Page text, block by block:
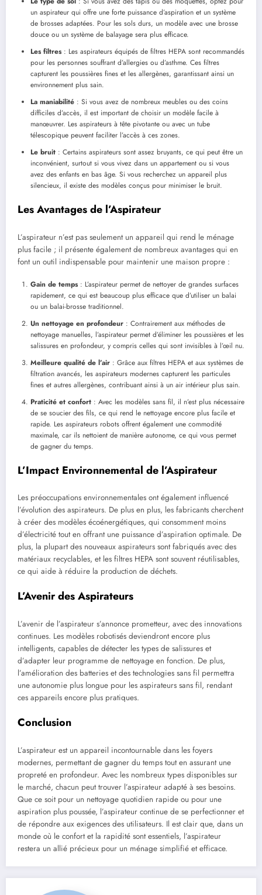
un aspirateur qui offre une forte puissance d’aspiration et un système
de brosses adaptées. Pour les sols durs, un modèle avec une brosse
douce ou un système de balayage sera plus efficace.
Les filtres: Les aspirateurs équipés de filtres HEPA sont recommandés
pour les personnes souffrant d’allergies ou d’asthme. Ces filtres
capturent les poussières fines et les allergènes, garantissant ainsi un
environnement plus sain.
La maniabilité : Si vous avez de nombreux meubles ou des coins
difficiles d’accès, il est important de choisir un modèle facile à
manœuvrer. Les aspirateurs à tête pivotante ou avec un tube
télescopique peuvent faciliter l’accès à ces zones.
Le bruit : Certains aspirateurs sont assez bruyants, ce qui peut être un
inconvénient, surtout si vous vivez dans un appartement ou si vous
avez des enfants en bas âge. Si vous recherchez un appareil plus
silencieux, il existe des modèles conçus pour minimiser le bruit.
Les Avantages de l’Aspirateur
L’aspirateur n’est pas seulement un appareil qui rend le ménage
plus facile ; il présente également de nombreux avantages qui en
font un outil indispensable pour maintenir une maison propre :
Gain de temps: L’aspirateur permet de nettoyer de grandes surfaces
rapidement, ce qui est beaucoup plus efficace que d’utiliser un balai
ou un balai-brosse traditionnel.
Un nettoyage en profondeur : Contrairement aux méthodes de
nettoyage manuelles, l’aspirateur permet d’éliminer les poussières et les
salissures en profondeur, y compris celles qui sont invisibles à l’œil nu.
Meilleure qualité de l’air : Grâce aux filtres HEPA et aux systèmes de
filtration avancés, les aspirateurs modernes capturent les particules
fines et autres allergènes, contribuant ainsi à un air intérieur plus sain.
Praticité et confort : Avec les modèles sans fil, il n’est plus nécessaire
de se soucier des fils, ce qui rend le nettoyage encore plus facile et
rapide. Les aspirateurs robots offrent également une commodité
maximale, car ils nettoient de manière autonome, ce qui vous permet
de gagner du temps.
L’Impact Environnemental de l’Aspirateur
Les préoccupations environnementales ont également influencé
l’évolution des aspirateurs. De plus en plus, les fabricants cherchent
à créer des modèles écoénergétiques, qui consomment moins
d’électricité tout en offrant une puissance d’aspiration optimale. De
plus, la plupart des nouveaux aspirateurs sont fabriqués avec des
matériaux recyclables, et les filtres HEPA sont souvent réutilisables,
ce qui aide à réduire la production de déchets.
L’Avenir des Aspirateurs
L’avenir de l’aspirateur s’annonce prometteur, avec des innovations
continues. Les modèles robotisés deviendront encore plus
intelligents, capables de détecter les types de salissures et
d’adapter leur programme de nettoyage en fonction. De plus,
l’amélioration des batteries et des technologies sans fil permettra
une autonomie plus longue pour les aspirateurs sans fil, rendant
ces appareils encore plus pratiques.
Conclusion
L’aspirateur est un appareil incontournable dans les foyers
modernes, permettant de gagner du temps tout en assurant une
propreté en profondeur. Avec les nombreux types disponibles sur
le marché, chacun peut trouver l’aspirateur adapté à ses besoins.
Que ce soit pour un nettoyage quotidien rapide ou pour une
aspiration plus poussée, l’aspirateur continue de se perfectionner et
de répondre aux exigences des utilisateurs. Il est clair que, dans un
monde où le confort et la rapidité sont essentiels, l’aspirateur
restera un allié précieux pour un ménage simplifié et efficace.